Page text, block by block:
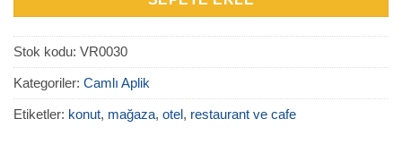
Stok kodu: VR0030
Kategoriler: Camlı Aplik
Etiketler: konut, mağaza, otel, restaurant ve cafe